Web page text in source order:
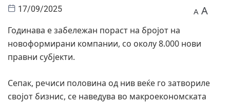
17/09/2025 A A
Годинава е забележан пораст на бројот на
новоформирани компании, со околу 8.000 нови
правни субјекти.
Сепак, речиси половина од нив веќе го затвориле
својот бизнис, се наведува во макроекономската